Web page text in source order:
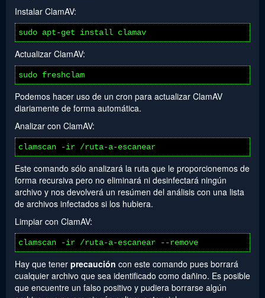
Instalar ClamAV:
sudo apt-get install clamav
Actualizar ClamAV:
sudo freshclam
Podemos hacer uso de un cron para actualizar ClamAV
diariamente de forma automática.
Analizar con ClamAV:
clamscan -ir /ruta-a-escanear
Este comando sólo analizará la ruta que le proporcionemos de
forma recursiva pero no eliminará ni desinfectará ningún
archivo y nos devolverá un resúmen del análisis con una lista
de archivos infectados si los hubiera.
Limpiar con ClamAV:
clamscan -ir /ruta-a-escanear --remove
Hay que tener precaución con este comando pues borrará
cualquier archivo que sea identificado como dañino. Es posible
que encuentre un falso positivo y pudiera borrarse algún